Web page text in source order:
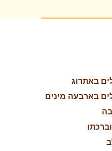
באתרוג
בארבעה מינים